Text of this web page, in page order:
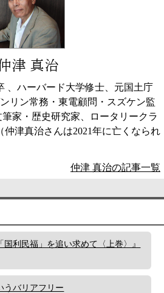
津 真治
、ハーバード大学修士、元国土庁
リン常務・東電顧問・スズケン監
家・歴史研究家、ロータリークラ
仲津真治さんは2021年に亡くなられ
仲津 真治の記事一覧
利民福」を追い求めて〈上巻〉』
うバリアフリー